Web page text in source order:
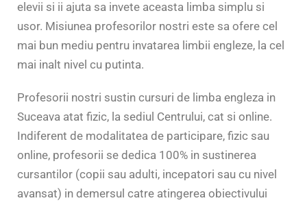
elevii si ii ajuta sa invete aceasta limba simplu si
usor. Misiunea profesorilor nostri este sa ofere cel
mai bun mediu pentru invatarea limbii engleze, la cel
mai inalt nivel cu putinta.
Profesorii nostri sustin cursuri de limba engleza in
Suceava atat fizic, la sediul Centrului, cat si online.
Indiferent de modalitatea de participare, fizic sau
online, profesorii se dedica 100% in sustinerea
cursantilor (copii sau adulti, incepatori sau cu nivel
avansat) in demersul catre atingerea obiectivului